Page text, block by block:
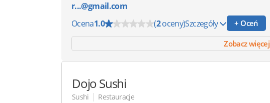
r...@gmail.com
Ocena1.0 (2oceny)Szczegóły + Oceń
Zobacz więcej
Dojo Sushi
Sushi | Restauracje